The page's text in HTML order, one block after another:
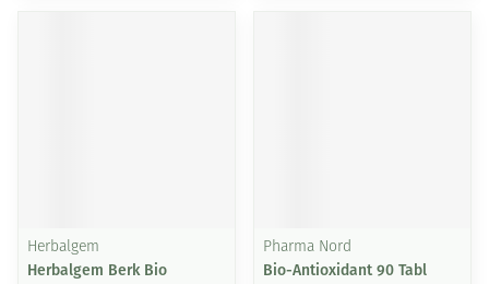
Herbalgem
Herbalgem Berk Bio
Pharma Nord
Bio-Antioxidant 90 Tabl